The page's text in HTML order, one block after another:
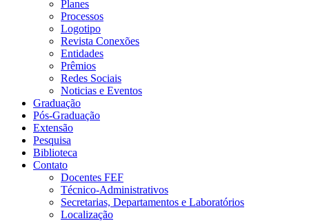
Planes
Processos
Logotipo
Revista Conexões
Entidades
Prêmios
Redes Sociais
Noticias e Eventos
Graduação
Pós-Graduação
Extensão
Pesquisa
Biblioteca
Contato
Docentes FEF
Técnico-Administrativos
Secretarias, Departamentos e Laboratórios
Localização